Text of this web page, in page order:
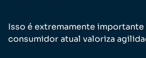
Isso é extremamente
consumidor atual valoriza